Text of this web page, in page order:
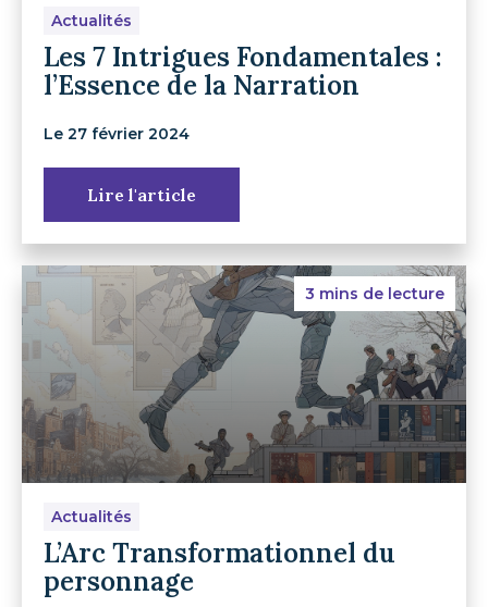
Actualités
Les 7 Intrigues Fondamentales :
l’Essence de la Narration
Le 27 février 2024
Lire l'article
3 mins de lecture
Actualités
L’Arc Transformationnel du
personnage